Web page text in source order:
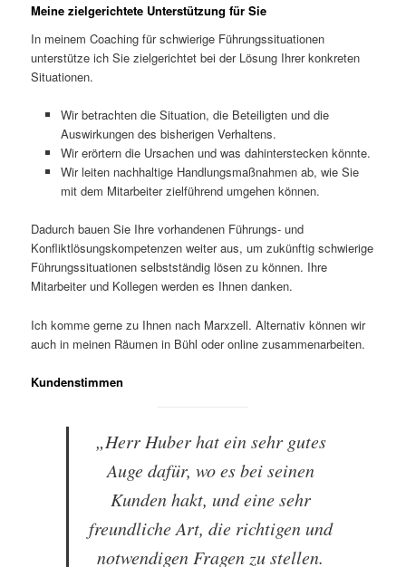
Meine zielgerichtete Unterstützung für Sie
In meinem Coaching für schwierige Führungssituationen
unterstütze ich Sie zielgerichtet bei der Lösung Ihrer konkreten
Situationen.
Wir betrachten die Situation, die Beteiligten und die
Auswirkungen des bisherigen Verhaltens.
Wir erörtern die Ursachen und was dahinterstecken könnte.
Wir leiten nachhaltige Handlungsmaßnahmen ab, wie Sie
mit dem Mitarbeiter zielführend umgehen können.
Dadurch bauen Sie Ihre vorhandenen Führungs- und
Konfliktlösungskompetenzen weiter aus, um zukünftig schwierige
Führungssituationen selbstständig lösen zu können. Ihre
Mitarbeiter und Kollegen werden es Ihnen danken.
Ich komme gerne zu Ihnen nach Marxzell. Alternativ können wir
auch in meinen Räumen in Bühl oder online zusammenarbeiten.
Kundenstimmen
„Herr Huber hat ein sehr gutes
Auge dafür, wo es bei seinen
Kunden hakt, und eine sehr
freundliche Art, die richtigen und
notwendigen Fragen zu stellen.